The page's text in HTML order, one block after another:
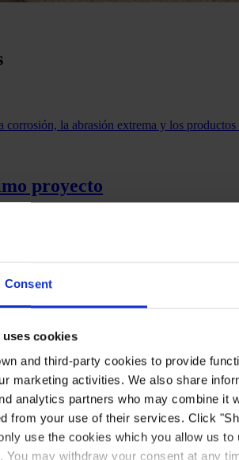
Consent
cookies
and third-party cookies to provide
marketing activities. We also share
analytics partners who may combine it
from your use of their services. Click
use the cookies which you allow us
You may withdraw your consent at any
corrosión, la abrasión extrema y los
proyecto
obtener más información.